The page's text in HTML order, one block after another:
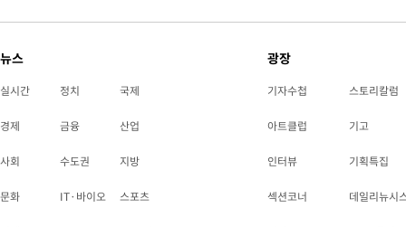
뉴스
실시간 정치 국제
경제 금융 산업
사회 수도권 지방
문화 IT·바이오 스포츠
광장
기자수첩 스토리칼럼
아트클럽 기고
인터뷰 기획특집
섹션코너 데일리뉴시